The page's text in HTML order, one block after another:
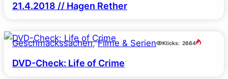
21.4.2018 // Hagen Rether
Geschmackssachen, Filme & Serien Klicks: 2664
DVD-Check: Life of Crime